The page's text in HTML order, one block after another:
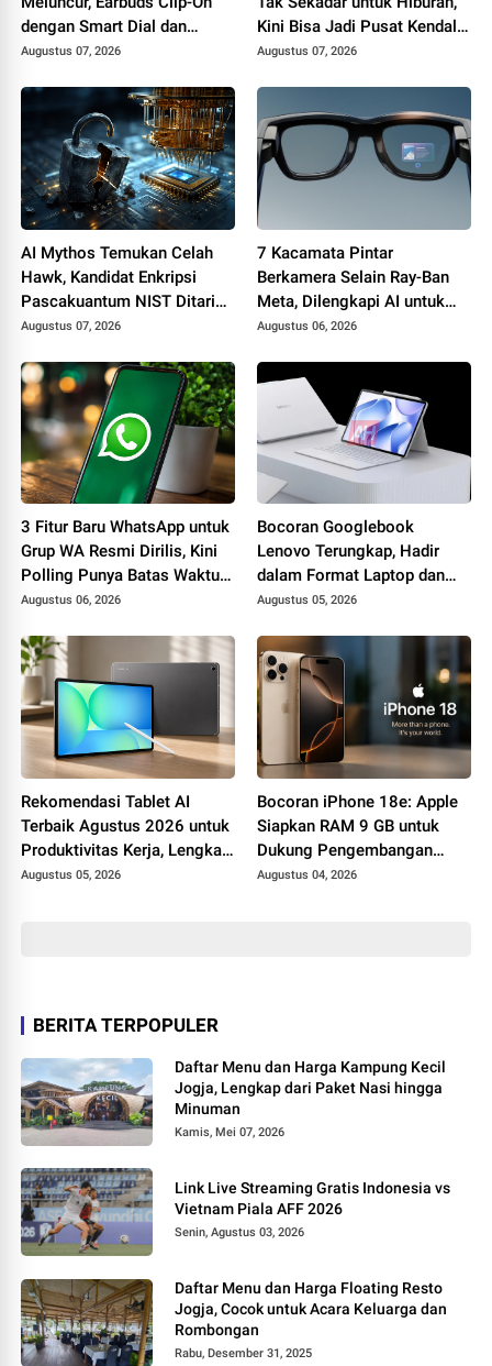
dengan Smart Dial dan
Baterai Hingga 10 Jam
Augustus 07, 2026
Kini Bisa Jadi Pusat Kendali
Smart Home dan
Augustus 07, 2026
AI Mythos Temukan Celah
Hawk, Kandidat Enkripsi
Pascakuantum NIST Ditarik
dari Proses Standardisasi
Augustus 07, 2026
7 Kacamata Pintar
Berkamera Selain Ray-Ban
Meta, Dilengkapi AI untuk
Foto, Video, hingga
Augustus 06, 2026
3 Fitur Baru WhatsApp untuk
Grup WA Resmi Dirilis, Kini
Polling Punya Batas Waktu
hingga Fitur @all
Augustus 06, 2026
Bocoran Googlebook
Lenovo Terungkap, Hadir
dalam Format Laptop dan
Tablet 2-in-1 dengan
Augustus 05, 2026
Rekomendasi Tablet AI
Terbaik Agustus 2026 untuk
Produktivitas Kerja, Lengkap
dengan Fitur Unggulannya
Augustus 05, 2026
Bocoran iPhone 18e: Apple
Siapkan RAM 9 GB untuk
Dukung Pengembangan
Apple Intelligence
Augustus 04, 2026
BERITA TERPOPULER
Daftar Menu dan Harga Kampung Kecil
Jogja, Lengkap dari Paket Nasi hingga
Minuman
Kamis, Mei 07, 2026
Link Live Streaming Gratis Indonesia vs
Vietnam Piala AFF 2026
Senin, Agustus 03, 2026
Daftar Menu dan Harga Floating Resto
Jogja, Cocok untuk Acara Keluarga dan
Rombongan
Rabu, Desember 31, 2025